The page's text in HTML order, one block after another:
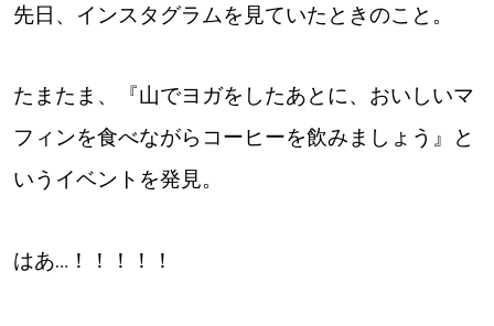
運営会社 広告掲載
プライバシーポリシー
先日、インスタグラムを見ていたときのこと。
たまたま、『山でヨガをしたあとに、おいしいマ
フィンを食べながらコーヒーを飲みましょう』と
いうイベントを発見。
はあ…！！！！！